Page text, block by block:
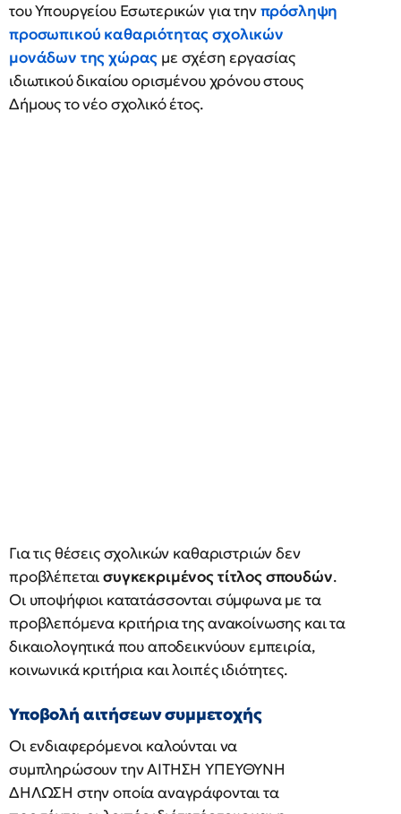
του Υπουργείου Εσωτερικών για τηνπρόσληψη
προσωπικού καθαριότητας σχολικών
μονάδων της χώρας με σχέση εργασίας
ιδιωτικού δικαίου ορισμένου χρόνου στους
Δήμους το νέο σχολικό έτος.
Για τις θέσεις σχολικών καθαριστριών δεν
προβλέπεταισυγκεκριμένος τίτλος σπουδών.
Οι υποψήφιοι κατατάσσονται σύμφωνα με τα
προβλεπόμενα κριτήρια της ανακοίνωσης και τα
δικαιολογητικά που αποδεικνύουν εμπειρία,
κοινωνικά κριτήρια και λοιπές ιδιότητες.
Υποβολή αιτήσεων συμμετοχής
Οι ενδιαφερόμενοι καλούνται να
συμπληρώσουν την ΑΙΤΗΣΗ ΥΠΕΥΘΥΝΗ
ΔΗΛΩΣH στην οποία αναγράφονται τα